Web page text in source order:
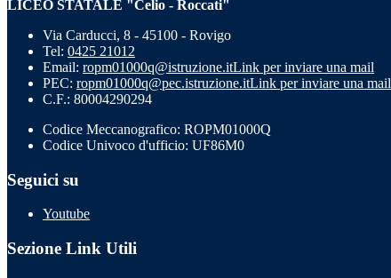
LICEO STATALE "Celio - Roccati"
Via Carducci, 8 - 45100 - Rovigo
Tel: 0425 21012
Email: ropm01000q@istruzione.itLink per inviare una mail
PEC: ropm01000q@pec.istruzione.itLink per inviare una mail
C.F.: 80004290294
Codice Meccanografico: ROPM01000Q
Codice Univoco d'ufficio: UF86M0
Seguici su
Youtube
Sezione Link Utili